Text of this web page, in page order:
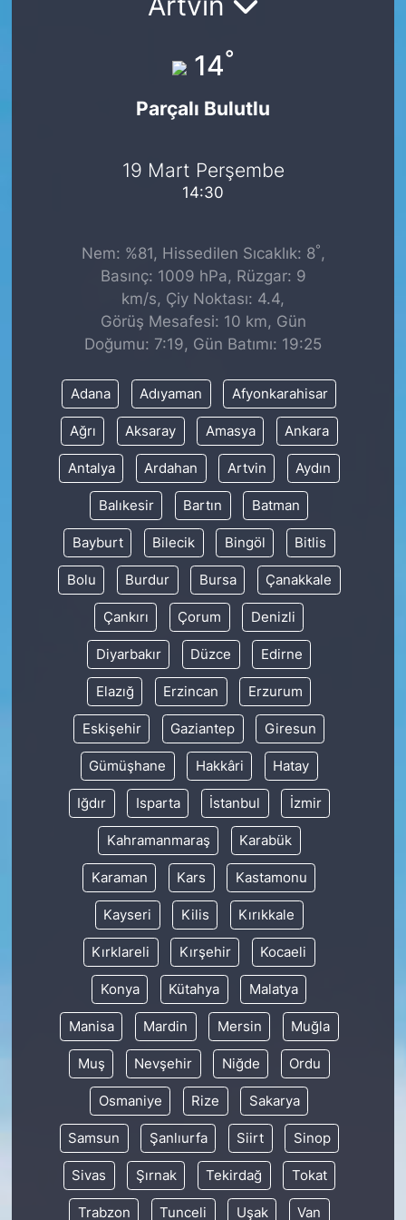
14°
Parçalı Bulutlu
19 Mart Perşembe
14:30
Nem: %81, Hissedilen Sıcaklık: 8°,
Basınç: 1009 hPa, Rüzgar: 9
km/s, Çiy Noktası: 4.4,
Görüş Mesafesi: 10 km, Gün
Doğumu: 7:19, Gün Batımı: 19:25
Adana Adıyaman Afyonkarahisar
Ağrı Aksaray Amasya Ankara
Antalya Ardahan Artvin Aydın
Balıkesir Bartın Batman
Bayburt Bilecik Bingöl Bitlis
Bolu Burdur Bursa Çanakkale
Çankırı Çorum Denizli
Diyarbakır Düzce Edirne
Elazığ Erzincan Erzurum
Eskişehir Gaziantep Giresun
Gümüşhane Hakkâri Hatay
Iğdır Isparta İstanbul İzmir
Kahramanmaraş Karabük
Karaman Kars Kastamonu
Kayseri Kilis Kırıkkale
Kırklareli Kırşehir Kocaeli
Konya Kütahya Malatya
Manisa Mardin Mersin Muğla
Muş Nevşehir Niğde Ordu
Osmaniye Rize Sakarya
Samsun Şanlıurfa Siirt Sinop
Sivas Şırnak Tekirdağ Tokat
Trabzon Tunceli Uşak Van